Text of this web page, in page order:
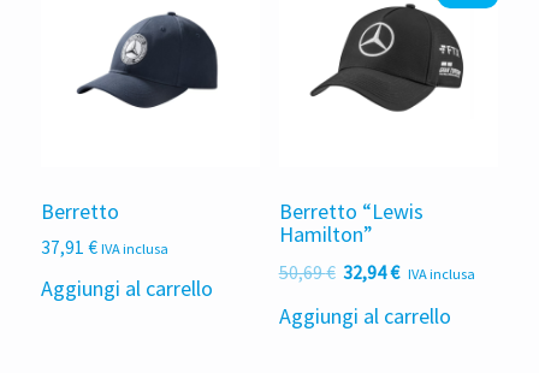
Berretto
37,91€ IVA inclusa
Aggiungi al carrello
Berretto “Lewis
Hamilton”
50,69€ Il
originale
32,94€ Il
attuale
IVA inclusa
Aggiungi al carrello